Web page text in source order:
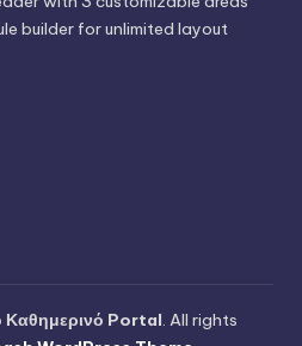
builder for unlimited layout
Καθημερινό Portal. All rights